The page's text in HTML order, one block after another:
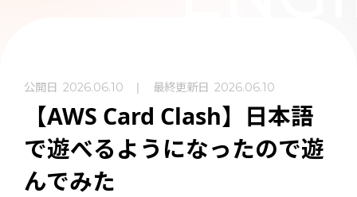
公開日 2026.06.10 最終更新日 2026.06.10
【AWS Card Clash】日本語
で遊べるようになったので遊
んでみた